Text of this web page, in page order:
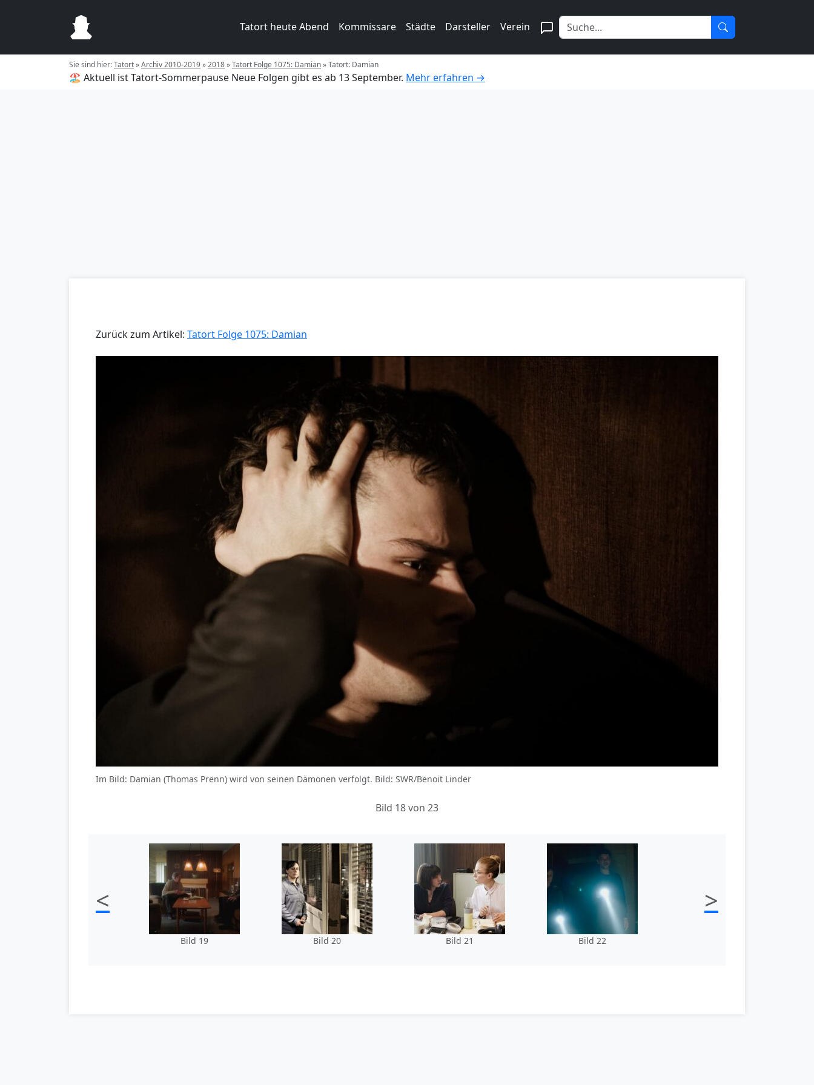
Tatort heute Abend Kommissare Städte Darsteller Verein
Sie sind hier:Tatort»Archiv 2010-2019»2018»Tatort Folge 1075: Damian»Tatort: Damian
🏖️ Aktuell ist Tatort-Sommerpause Neue Folgen gibt es ab 13 September. Mehr erfahren →
Zurück zum Artikel: Tatort Folge 1075: Damian
Im Bild: Damian (Thomas Prenn) wird von seinen Dämonen verfolgt. Bild: SWR/Benoit Linder
Bild 18 von 23
<
Bild 19 Bild 20 Bild 21 Bild 22
>